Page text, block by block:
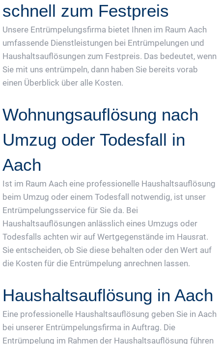
schnell zum Festpreis
Unsere Entrümpelungsfirma bietet Ihnen im Raum Aach
umfassende Dienstleistungen bei Entrümpelungen und
Haushaltsauflösungen zum Festpreis. Das bedeutet, wenn
Sie mit uns entrümpeln, dann haben Sie bereits vorab
einen Überblick über alle Kosten.
Wohnungsauflösung nach
Umzug oder Todesfall in
Aach
Ist im Raum Aach eine professionelle Haushaltsauflösung
beim Umzug oder einem Todesfall notwendig, ist unser
Entrümpelungsservice für Sie da. Bei
Haushaltsauflösungen anlässlich eines Umzugs oder
Todesfalls achten wir auf Wertgegenstände im Hausrat.
Sie entscheiden, ob Sie diese behalten oder den Wert auf
die Kosten für die Entrümpelung anrechnen lassen.
Haushaltsauflösung in Aach
Eine professionelle Haushaltsauflösung geben Sie in Aach
bei unserer Entrümpelungsfirma in Auftrag. Die
Entrümpelung im Rahmen der Haushaltsauflösung führen